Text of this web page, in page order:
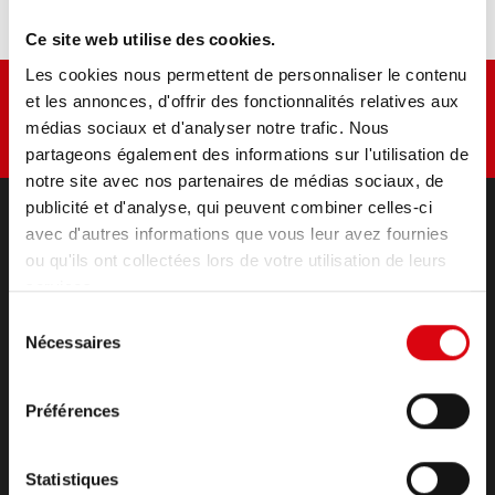
Ce site web utilise des cookies.
Les cookies nous permettent de personnaliser le contenu
et les annonces, d'offrir des fonctionnalités relatives aux
médias sociaux et d'analyser notre trafic. Nous
partageons également des informations sur l'utilisation de
notre site avec nos partenaires de médias sociaux, de
publicité et d'analyse, qui peuvent combiner celles-ci
avec d'autres informations que vous leur avez fournies
ou qu'ils ont collectées lors de votre utilisation de leurs
services.
Nécessaires
Préférences
Statistiques
PRODUITS
(Semi-) Traction & Stationnaire
Domaines d'application
CONTACT